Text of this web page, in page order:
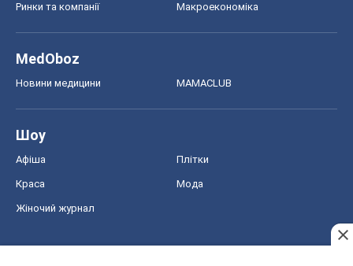
Ринки та компанії Макроекономіка
MedOboz
Новини медицини MAMACLUB
Шоу
Афіша Плітки
Краса Мода
Жіночий журнал